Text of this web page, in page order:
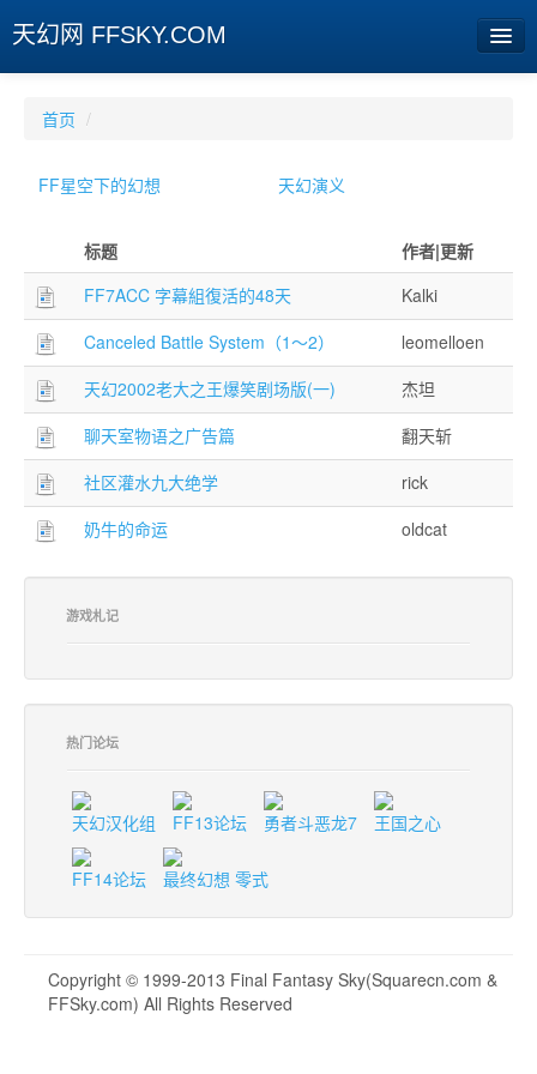
天幻网 FFSKY.COM
专题
相册
社区
旧版临时
[登陆] [注册]
首页 /
FF星空下的幻想 天幻演义
标题
作者|更新
FF7ACC 字幕組復活的48天
Kalki
Canceled Battle System（1～2）
leomelloen
天幻2002老大之王爆笑剧场版(一)
杰坦
聊天室物语之广告篇
翻天斩
社区灌水九大绝学
rick
奶牛的命运
oldcat
游戏札记
热门论坛
天幻汉化组 FF13论坛 勇者斗恶龙7 王国之心
FF14论坛 最终幻想 零式
Copyright © 1999-2013 Final Fantasy Sky(Squarecn.com &
FFSky.com) All Rights Reserved